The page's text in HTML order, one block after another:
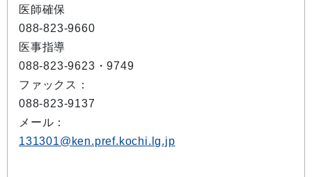
医師確保
088-823-9660
医事指導
088-823-9623・9749
ファックス：
088-823-9137
メール：
131301@ken.pref.kochi.lg.jp